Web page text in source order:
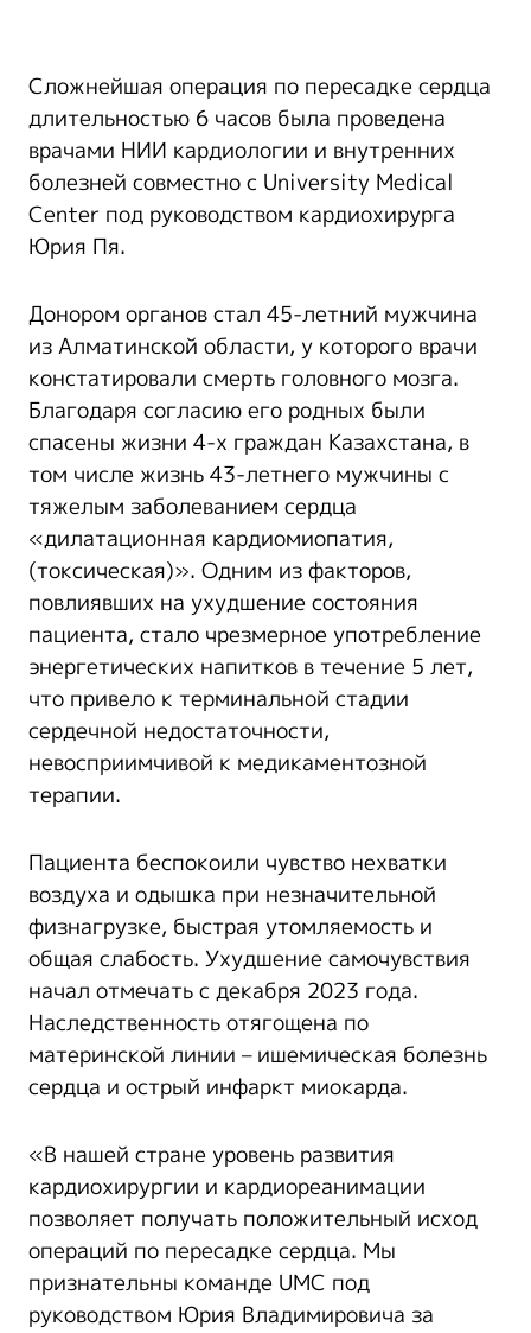
Сложнейшая операция по пересадке сердца
длительностью 6 часов была проведена
врачами НИИ кардиологии и внутренних
болезней совместно с University Medical
Center под руководством кардиохирурга
Юрия Пя.
Донором органов стал 45-летний мужчина
из Алматинской области, у которого врачи
констатировали смерть головного мозга.
Благодаря согласию его родных были
спасены жизни 4-х граждан Казахстана, в
том числе жизнь 43-летнего мужчины с
тяжелым заболеванием сердца
«дилатационная кардиомиопатия,
(токсическая)». Одним из факторов,
повлиявших на ухудшение состояния
пациента, стало чрезмерное употребление
энергетических напитков в течение 5 лет,
что привело к терминальной стадии
сердечной недостаточности,
невосприимчивой к медикаментозной
терапии.
Пациента беспокоили чувство нехватки
воздуха и одышка при незначительной
физнагрузке, быстрая утомляемость и
общая слабость. Ухудшение самочувствия
начал отмечать с декабря 2023 года.
Наследственность отягощена по
материнской линии – ишемическая болезнь
сердца и острый инфаркт миокарда.
«В нашей стране уровень развития
кардиохирургии и кардиореанимации
позволяет получать положительный исход
операций по пересадке сердца. Мы
признательны команде UMC под
руководством Юрия Владимировича за